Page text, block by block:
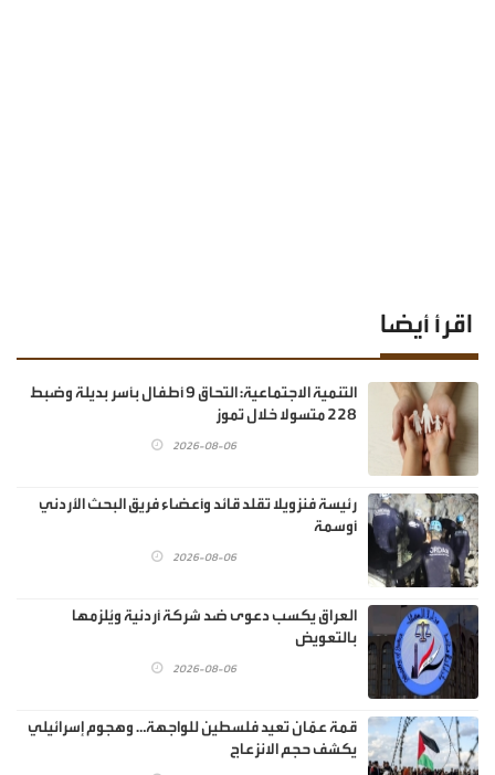
اقرأ أيضا
‏التنمية الاجتماعية: التحاق 9 أطفال بأسر بديلة وضبط
228 متسولا خلال تموز
2026-08-06
رئيسة فنزويلا تقلد قائد وأعضاء فريق البحث الأردني
أوسمة
2026-08-06
العراق يكسب دعوى ضد شركة أردنية ويُلزمها
بالتعويض
2026-08-06
قمة عمّان تعيد فلسطين للواجهة… وهجوم إسرائيلي
يكشف حجم الانزعاج